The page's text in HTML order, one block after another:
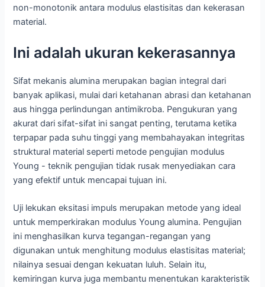
non-monotonik antara modulus elastisitas dan kekerasan
material.
Ini adalah ukuran kekerasannya
Sifat mekanis alumina merupakan bagian integral dari
banyak aplikasi, mulai dari ketahanan abrasi dan ketahanan
aus hingga perlindungan antimikroba. Pengukuran yang
akurat dari sifat-sifat ini sangat penting, terutama ketika
terpapar pada suhu tinggi yang membahayakan integritas
struktural material seperti metode pengujian modulus
Young - teknik pengujian tidak rusak menyediakan cara
yang efektif untuk mencapai tujuan ini.
Uji lekukan eksitasi impuls merupakan metode yang ideal
untuk memperkirakan modulus Young alumina. Pengujian
ini menghasilkan kurva tegangan-regangan yang
digunakan untuk menghitung modulus elastisitas material;
nilainya sesuai dengan kekuatan luluh. Selain itu,
kemiringan kurva juga membantu menentukan karakteristik